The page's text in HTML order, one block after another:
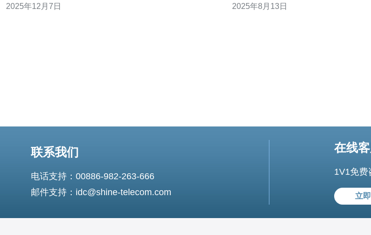
助您做出明智的选择。 2. 什么是虚拟服务器？ 虚拟服务器
2025年12月7日
别，帮助您做出明智的选择。 什么是物理机？ 物理机是指
2025年8月13日
联系我们
电话支持：00886-982-263-666
邮件支持：idc@shine-telecom.com
在线
1V1免费
立